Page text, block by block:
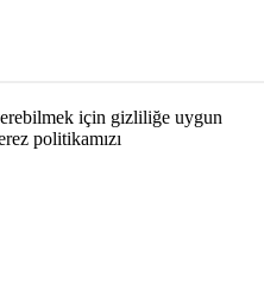
için gizliliğe uygun
politikamızı